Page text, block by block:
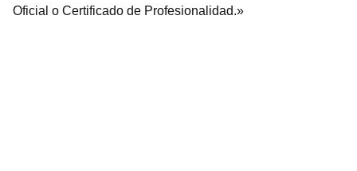
Oficial o Certificado de Profesionalidad.»